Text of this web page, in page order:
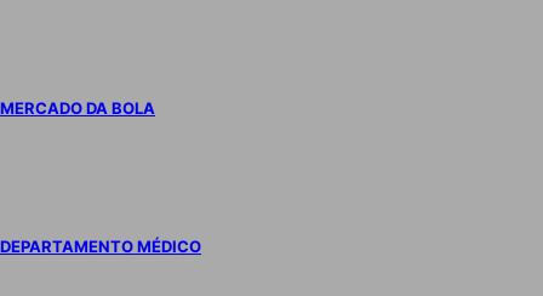
MERCADO DA BOLA
DEPARTAMENTO MÉDICO